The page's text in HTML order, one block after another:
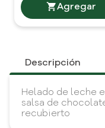
Descripción
Helado de leche
salsa de
recubierto